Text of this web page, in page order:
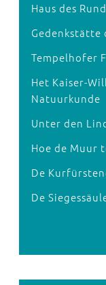
Haus des
Gedenkstätte
Tempelhofer
Het Kaiser-
Natuurkunde
Unter den
Hoe de Muur
De
De